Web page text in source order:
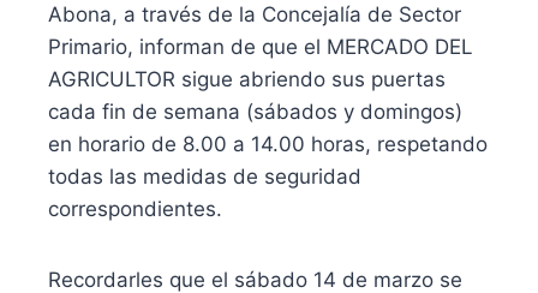
Abona, a través de la Concejalía de Sector
Primario, informan de que el MERCADO DEL
AGRICULTOR sigue abriendo sus puertas
cada fin de semana (sábados y domingos)
en horario de 8.00 a 14.00 horas, respetando
todas las medidas de seguridad
correspondientes.
Recordarles que el sábado 14 de marzo se